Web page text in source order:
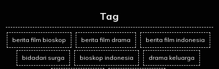
Tag
berita film bioskop berita film drama berita film indonesia
bidadari surga bioskop indonesia drama keluarga